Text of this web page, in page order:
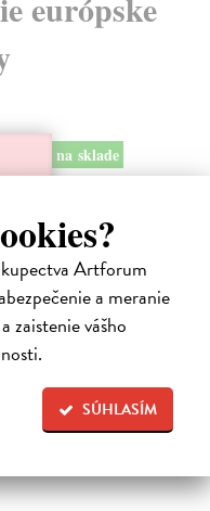
Artforum
a meranie
zaistenie vášho
SÚHLASÍM
na sklade
tak ani ty nebudeš